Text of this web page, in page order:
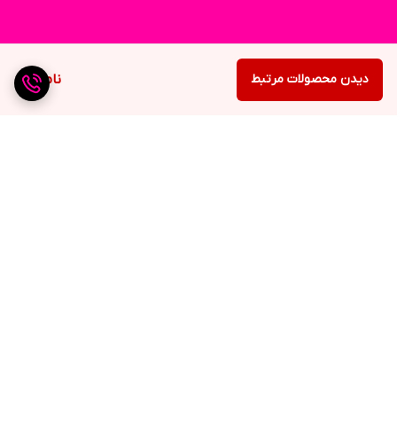
ناموجود دیدن محصولات مرتبط